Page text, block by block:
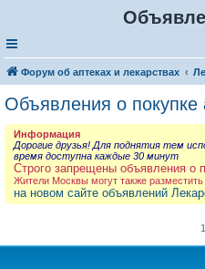
Форум об аптеках и лекарствах
Объявления о покупке
Информация
Дорогие друзья! Для поднятия тем
время доступна каждые 30 минут
Строго запрещены объявления о
Жители Москвы могут также
на новом сайте объявлений